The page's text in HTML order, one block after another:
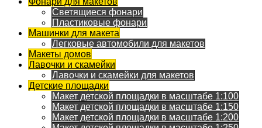
Светящиеся фонари
Пластиковые фонари
Машинки для макета
Легковые автомобили для макетов
Макеты домов
Лавочки и скамейки
Лавочки и скамейки для макетов
Детские площадки
Макет детской площадки в масштабе 1:100
Макет детской площадки в масштабе 1:150
Макет детской площадки в масштабе 1:200